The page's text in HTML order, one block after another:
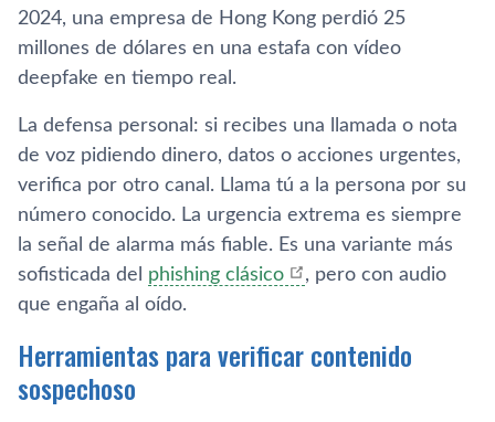
2024, una empresa de Hong Kong perdió 25
millones de dólares en una estafa con vídeo
deepfake en tiempo real.
La defensa personal: si recibes una llamada o nota
de voz pidiendo dinero, datos o acciones urgentes,
verifica por otro canal. Llama tú a la persona por su
número conocido. La urgencia extrema es siempre
la señal de alarma más fiable. Es una variante más
sofisticada del phishing clásico
, pero con audio
que engaña al oído.
Herramientas para verificar contenido
sospechoso